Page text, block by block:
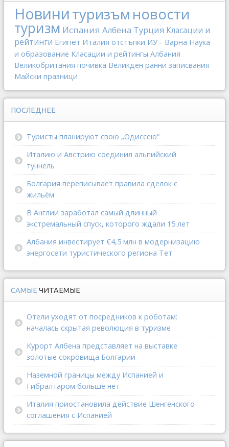
Новинитуризъм новости
туризм Испания Албена Турция Класации и
рейтинги Египет Италия отстъпки ИУ - Варна Наука
и образование Класации и рейтингы Албания
Великобритания почивка Великден ранни записвания
Майски празници
ПОСЛЕДНЕЕ
Туристы планируют свою „Одиссею“
Италию и Австрию соединил альпийский
туннель
Болгария переписывает правила сделок с
жильём
В Англии заработал самый длинный
экстремальный спуск, которого ждали 15 лет
Албания инвестирует €4,5 млн в модернизацию
энергосети туристического региона Тет
САМЫЕ ЧИТАЕМЫЕ
Отели уходят от посредников к роботам:
началась скрытая революция в туризме
Курорт Албена представляет на выставке
золотые сокровища Болгарии
Наземной границы между Испанией и
Гибралтаром больше нет
Италия приостановила действие Шенгенского
соглашения с Испанией